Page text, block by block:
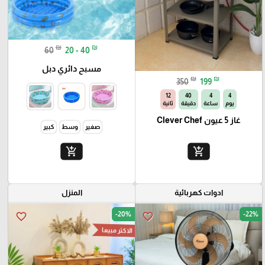
350 ₪ 199 ₪
4
يوم
4
ساعة
40
دقيقة
10
ثانية
غاز 5 عيون Clever Chef
add_shopping_cart
60 ₪ 20 - 40 ₪
مسبح دائري دبل
صغير وسط كبير
add_shopping_cart
ادوات كهربائية
favorite_border -22%
المنزل
favorite_border -20%
الاكثر مبيعا